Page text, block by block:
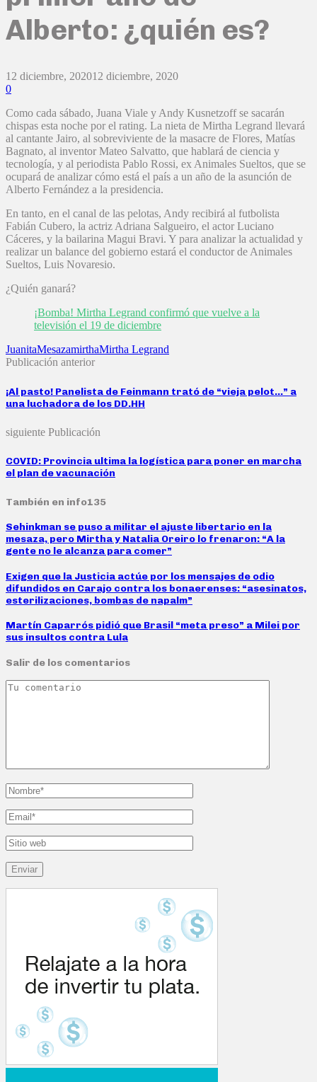
Alberto: ¿quién es?
12 diciembre, 202012 diciembre, 2020
0
Como cada sábado, Juana Viale y Andy Kusnetzoff se sacarán
chispas esta noche por el rating. La nieta de Mirtha Legrand llevará
al cantante Jairo, al sobreviviente de la masacre de Flores, Matías
Bagnato, al inventor Mateo Salvatto, que hablará de ciencia y
tecnología, y al periodista Pablo Rossi, ex Animales Sueltos, que se
ocupará de analizar cómo está el país a un año de la asunción de
Alberto Fernández a la presidencia.
En tanto, en el canal de las pelotas, Andy recibirá al futbolista
Fabián Cubero, la actriz Adriana Salgueiro, el actor Luciano
Cáceres, y la bailarina Magui Bravi. Y para analizar la actualidad y
realizar un balance del gobierno estará el conductor de Animales
Sueltos, Luis Novaresio.
¿Quién ganará?
¡Bomba! Mirtha Legrand confirmó que vuelve a la
televisión el 19 de diciembre
JuanitaMesazamirthaMirtha Legrand
Publicación anterior
¡Al pasto! Panelista de Feinmann trató de “vieja pelot…” a
una luchadora de los DD.HH
siguiente Publicación
COVID: Provincia ultima la logística para poner en marcha
el plan de vacunación
También en info135
Sehinkman se puso a militar el ajuste libertario en la
mesaza, pero Mirtha y Natalia Oreiro lo frenaron: “A la
gente no le alcanza para comer”
Exigen que la Justicia actúe por los mensajes de odio
difundidos en Carajo contra los bonaerenses: “asesinatos,
esterilizaciones, bombas de napalm”
Martín Caparrós pidió que Brasil “meta preso” a Milei por
sus insultos contra Lula
Salir de los comentarios